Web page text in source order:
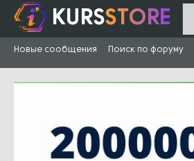
KURSSTORE
Новые сообщения Поиск по форуму